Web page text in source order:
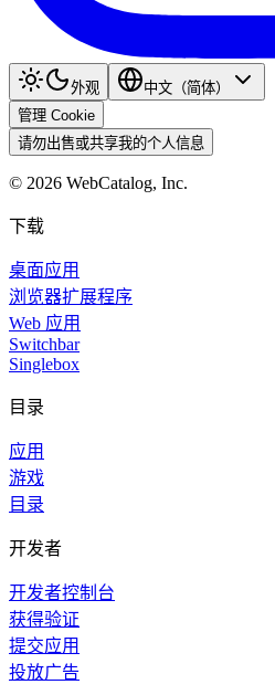
外观
中文（简体）
管理 Cookie
请勿出售或共享我的个人信息
© 2026 WebCatalog, Inc.
下载
桌面应用
浏览器扩展程序
Web 应用
Switchbar
Singlebox
目录
应用
游戏
目录
开发者
开发者控制台
获得验证
提交应用
投放广告